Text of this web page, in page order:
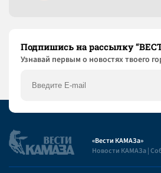
Подпишись на рассылку
Узнaвай первым о новостях твоего
«Вести КАМАЗа»
Новости КАМАЗа |